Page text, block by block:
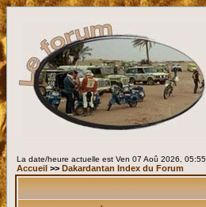
La date/heure actuelle est Ven 07 Aoû 2026, 05:55
Accueil >> Dakardantan Index du Forum